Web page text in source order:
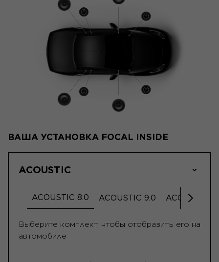
ВАША УСТАНОВКА FOCAL INSIDE
ACOUSTIC
ACOUSTIC 8.0 ACOUSTIC 9.0
ACOUSTIC
Выберите комплект, чтобы отобразить его на
автомобиле